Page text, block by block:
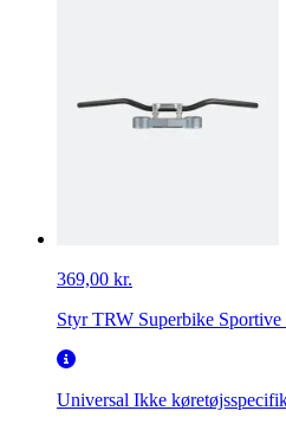
369,00 kr.
Styr TRW Superbike Sportive
Universal Ikke